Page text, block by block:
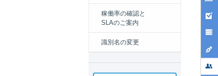
稼働率の確認と
SLAのご案内
識別名の変更